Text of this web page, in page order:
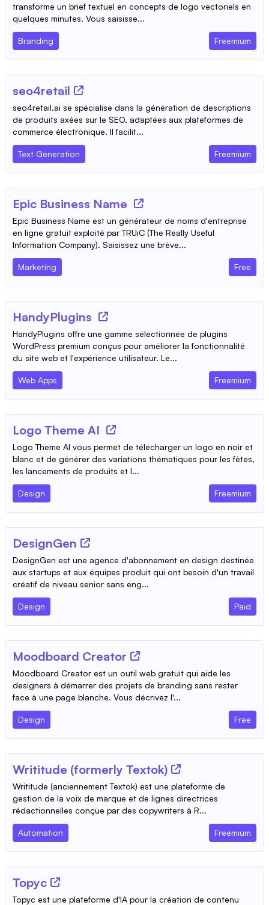
transforme un brief textuel en concepts de logo vectoriels en
quelques minutes. Vous saisisse...
Branding Freemium
seo4retail
seo4retail.ai se spécialise dans la génération de descriptions
de produits axées sur le SEO, adaptées aux plateformes de
commerce électronique. Il facilit...
Text Generation Freemium
Epic Business Name
Epic Business Name est un générateur de noms d'entreprise
en ligne gratuit exploité par TRUiC (The Really Useful
Information Company). Saisissez une brève...
Marketing Free
HandyPlugins
HandyPlugins offre une gamme sélectionnée de plugins
WordPress premium conçus pour améliorer la fonctionnalité
du site web et l'expérience utilisateur. Le...
Web Apps Freemium
Logo Theme AI
Logo Theme AI vous permet de télécharger un logo en noir et
blanc et de générer des variations thématiques pour les fêtes,
les lancements de produits et l...
Design Freemium
DesignGen
DesignGen est une agence d'abonnement en design destinée
aux startups et aux équipes produit qui ont besoin d'un travail
créatif de niveau senior sans eng...
Design Paid
Moodboard Creator
Moodboard Creator est un outil web gratuit qui aide les
designers à démarrer des projets de branding sans rester
face à une page blanche. Vous décrivez l'...
Design Free
Writitude (formerly Textok)
Writitude (anciennement Textok) est une plateforme de
gestion de la voix de marque et de lignes directrices
rédactionnelles conçue par des copywriters à R...
Automation Freemium
Topyc
Topyc est une plateforme d'IA pour la création de contenu